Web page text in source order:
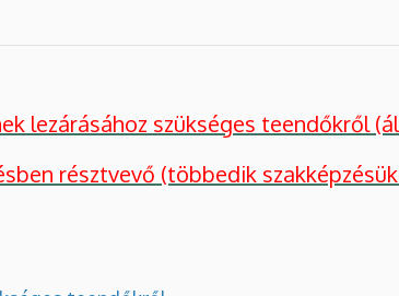
lezárásához szükséges teendőkről
résztvevő (többedik